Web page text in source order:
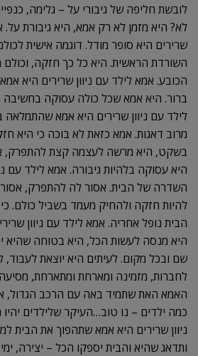
לובשת חליפה של גיבורי על – גלימה,
לא? היא מזמן לא רק אמא, היא גיבורת על.
שרירים היא סופר מודל. דוגמה אישית
השורדת הראשית. היא כל כך חזקה, וכולם
הכובע. אמא לילד עם ניוון שרירים היא
ברור. היא אמא שכל כולה עסוקה בחשיבה
לילד עם ניוון שרירים היא אמא
מרוב דאגות. אמא כזאת לא בוכה כי היא
בשקט, היא מרשה לעצמה קצת להתפרק,
היא עסוקה בלהיות גיבורה. אמא לילד עם
השדרה של הבית. אסור לה להתפרק, אסור
להיות חזקה ולהחיק מעמד בשביל כולם.
הבית נופל אחריה. אמא לילד עם ניוון
היא מנסה לעשות הכל, היא בטוחה שהיא
שם ובכל מקום. לעיתים היא יוצאת לעבוד,
לחברות, מזמינה ומארחת ומתארחת,
האמא האת שתמיד באה עם הרכב הגדול,
כמה ילדים – נו טוב…העיקר שלילדים
ניוון שרירים היא אמא שתהפוך את הבית
ותדאג שהיא והבית יספקו הכל – יצירה,